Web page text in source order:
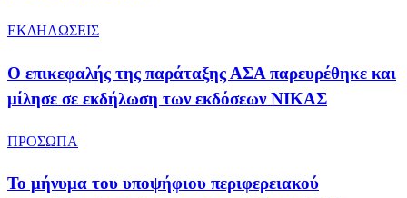
ΕΚΔΗΛΩΣΕΙΣ
​Ο επικεφαλής της παράταξης ΑΣΑ παρευρέθηκε και
μίλησε σε εκδήλωση των εκδόσεων ΝΙΚΑΣ
ΠΡΟΣΩΠΑ
Το μήνυμα του υποψήφιου περιφερειακού